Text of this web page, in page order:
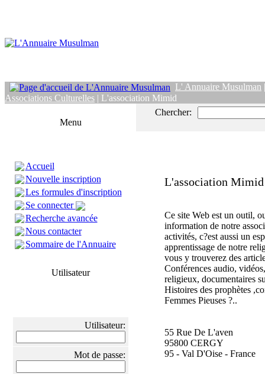
L' Annuaire Musulman
Associations Culturelles | L'association Mimid
Menu
Accueil
Nouvelle inscription
Les formules d'inscription
Se connecter
Recherche avancée
Nous contacter
Sommaire de l'Annuaire
Utilisateur
Utilisateur:
Mot de passe:
Chercher:
L'association Mimid
Ce site Web est un outil,
information de notre
activités, c?est aussi un
apprentissage de notre
vous y trouverez des
Conférences audio,
religieux, documentaires
Histoires des prophètes
Femmes Pieuses ?..
55 Rue De L'aven
95800 CERGY
95 - Val D'Oise - France